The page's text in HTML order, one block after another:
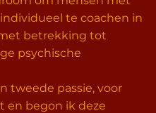
te coachen in
betrekking tot
psychische
tweede passie, voor
en begon ik deze